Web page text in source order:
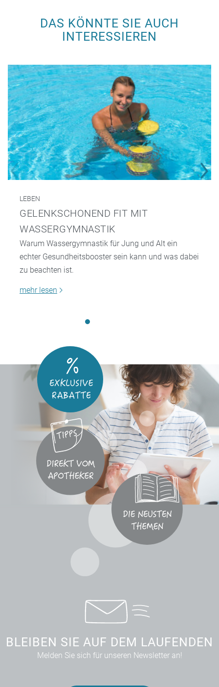
DAS KÖNNTE SIE AUCH
INTERESSIEREN
LEBEN
GELENKSCHONEND FIT MIT
WASSERGYMNASTIK
Warum Wassergymnastik für Jung und Alt ein
echter Gesundheitsbooster sein kann und was dabei
zu beachten ist.
mehr lesen
BLEIBEN SIE AUF DEM LAUFENDEN
Melden Sie sich für unseren Newsletter an!